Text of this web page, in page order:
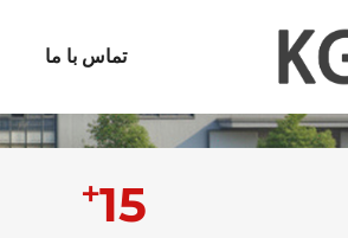
تماس با ما
15
+